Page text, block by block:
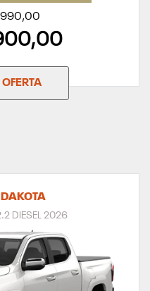
DIESEL 2026